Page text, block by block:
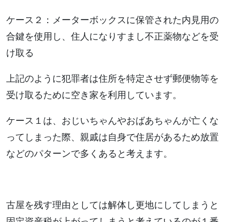
ケース２：メーターボックスに保管された内見用の
合鍵を使用し、住人になりすまし不正薬物などを受
け取る
上記のように犯罪者は住所を特定させず郵便物等を
受け取るために空き家を利用しています。
ケース１は、おじいちゃんやおばあちゃんが亡くな
ってしまった際、親戚は自身で住居があるため放置
などのパターンで多くあると考えます。
古屋を残す理由としては解体し更地にしてしまうと